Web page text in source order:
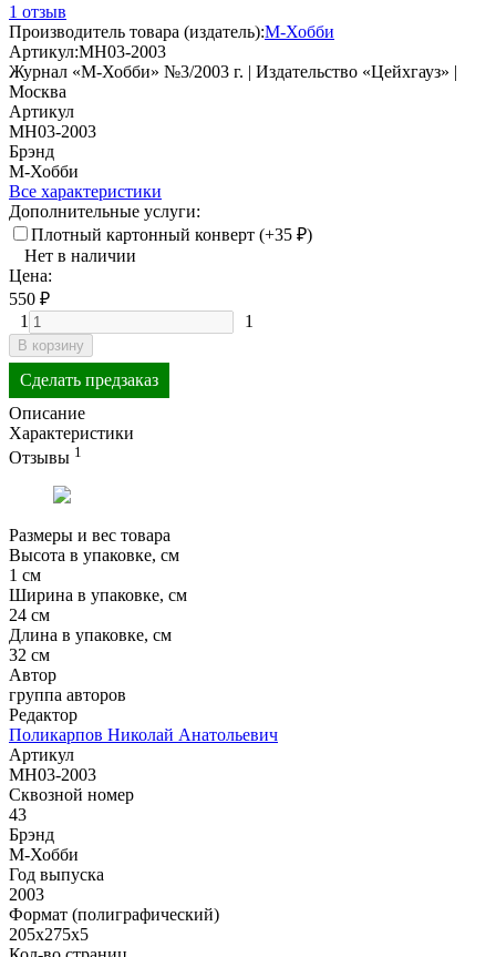
1 отзыв
Производитель товара (издатель):М-Хобби
Артикул:MH03-2003
Журнал «М-Хобби» №3/2003 г. | Издательство «Цейхгауз» |
Москва
Артикул
MH03-2003
Брэнд
М-Хобби
Все характеристики
Дополнительные услуги:
Плотный картонный конверт (+35 ₽)
Нет в наличии
Цена:
550 ₽
1
1
В корзину
Сделать предзаказ
Описание
Характеристики
Отзывы 1
Размеры и вес товара
Высота в упаковке, см
1 см
Ширина в упаковке, см
24 см
Длина в упаковке, см
32 см
Автор
группа авторов
Редактор
Поликарпов Николай Анатольевич
Артикул
MH03-2003
Сквозной номер
43
Брэнд
М-Хобби
Год выпуска
2003
Формат (полиграфический)
205х275х5